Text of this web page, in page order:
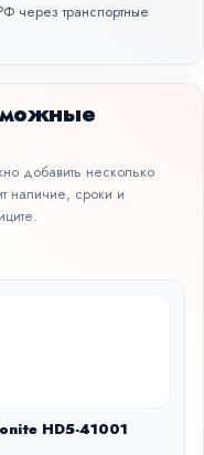
через транспортные
добавить несколько
наличие, сроки и
HD5-41001